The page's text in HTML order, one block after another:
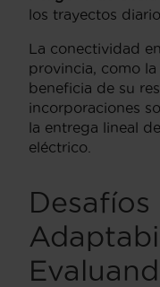
los trayectos
La conectividad
provincia, como la
beneficia de su
incorporaciones
la entrega lineal
eléctrico.
Desafíos